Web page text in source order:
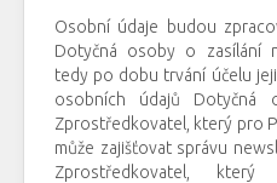
Osobní údaje budou
Dotyčná osoby o zasílání
tedy po dobu trvání účelu
osobních údajů Dotyčná
Zprostředkovatel, který pro
může zajišťovat správu
Zprostředkovatel, který